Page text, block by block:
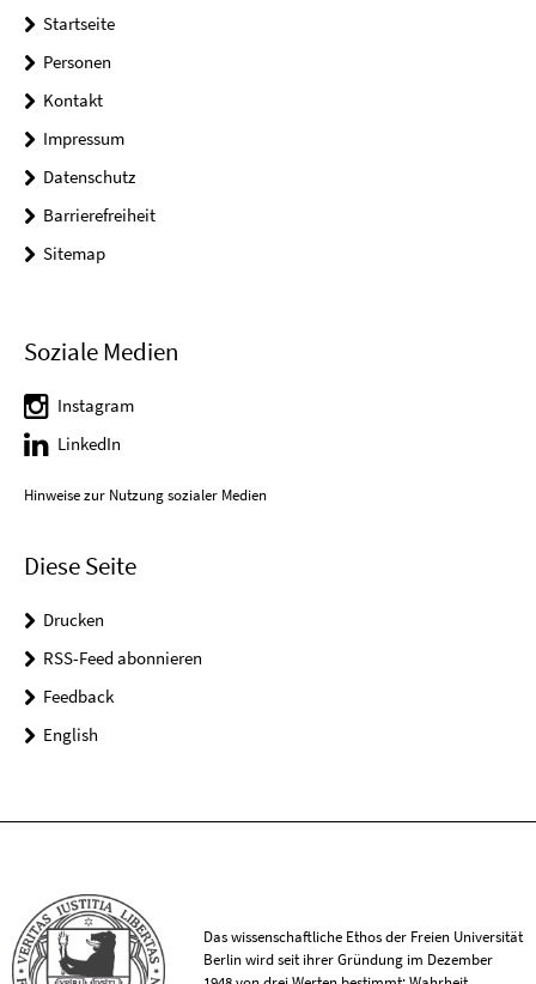
Startseite
Personen
Kontakt
Impressum
Datenschutz
Barrierefreiheit
Sitemap
Soziale Medien
Instagram
LinkedIn
Hinweise zur Nutzung sozialer Medien
Diese Seite
Drucken
RSS-Feed abonnieren
Feedback
English
Das wissenschaftliche Ethos der Freien Universität
Berlin wird seit ihrer Gründung im Dezember